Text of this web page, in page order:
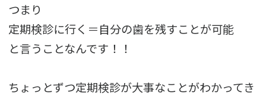
つまり
定期検診に行く＝自分の歯を残すことが可能
と言うことなんです！！
ちょっとずつ定期検診が大事なことがわかってき